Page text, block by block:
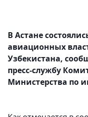
В Астане
авиационных
Узбекистана,
пресс-службу
Министерства по